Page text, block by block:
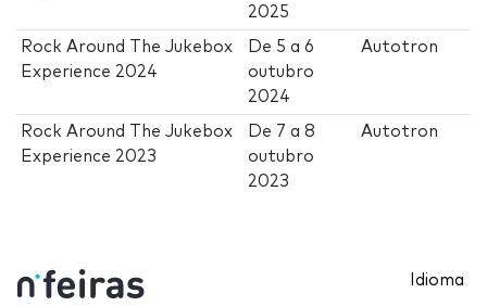
2025
Rock Around The Jukebox
Experience 2024
De 5 a6
outubro
2024
Autotron
Rock Around The Jukebox
Experience 2023
De 7 a8
outubro
2023
Autotron
Idioma